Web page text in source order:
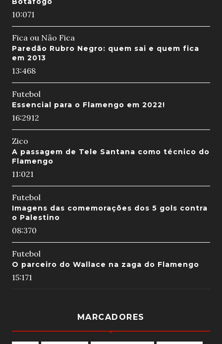
10:071
Fica ou Não Fica
Paredão Rubro Negro: quem sai e quem fica
em 2013
13:468
Futebol
Essencial para o Flamengo em 2022!
16:2912
Zico
A passagem de Tele Santana como técnico do
Flamengo
11:021
Futebol
Imagens das comemorações dos 5 gols contra
o Palestino
08:370
Futebol
O parceiro do Wallace na zaga do Flamengo
15:171
MARCADORES